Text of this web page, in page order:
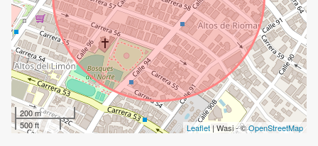
200 m
500 ft
Leaflet | Wasi - ©OpenStreetMap